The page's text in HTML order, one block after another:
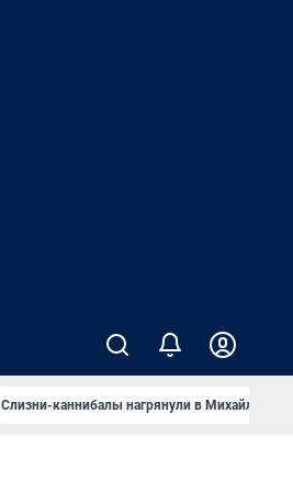
Слизни-каннибалы нагрянули в Михайлов